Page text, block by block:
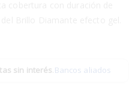
sin interés.Bancos aliados